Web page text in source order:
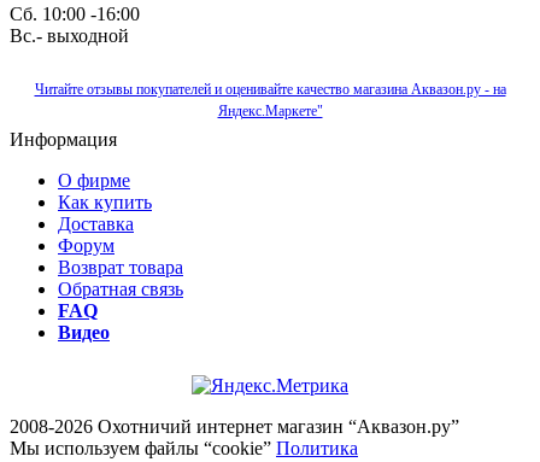
Сб. 10:00 -16:00
Вс.- выходной
Читайте отзывы покупателей и оценивайте качество магазина Аквазон.ру - на
Яндекс.Маркете"
Информация
О фирме
Как купить
Доставка
Форум
Возврат товара
Обратная связь
FAQ
Видео
2008-2026 Охотничий интернет магазин “Аквазон.ру”
Мы используем файлы “cookie” Политика